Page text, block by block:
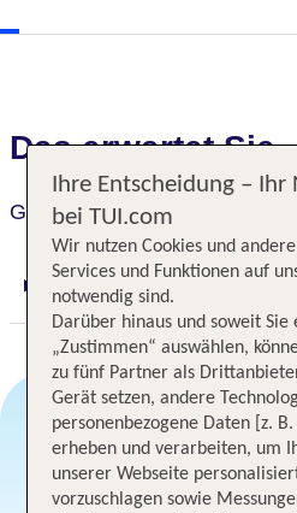
Das erwartet Sie
Grand Hotel Miramare
Digitaler und
Ihre Entscheidung –
bei TUI.com
Wir nutzen Cookies und
Services und Funktionen auf
notwendig sind.
Darüber hinaus und soweit Sie
„Zustimmen“ auswählen,
zu fünf Partner als
Gerät setzen, andere
personenbezogene Daten [z.
erheben und verarbeiten, um
unserer Webseite
vorzuschlagen sowie